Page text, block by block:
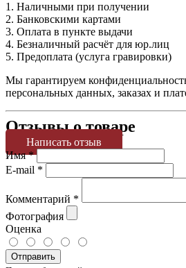
1. Наличными при получении
2. Банковскими картами
3. Оплата в пункте выдачи
4. Безналичный расчёт для юр.лиц
5. Предоплата (услуга гравировки)
Мы гарантируем
персональных данных, заказах и
Отзывы о товаре
Написать отзыв
Имя*
E-mail *
Комментарий *
Фотография
Оценка
Отправить